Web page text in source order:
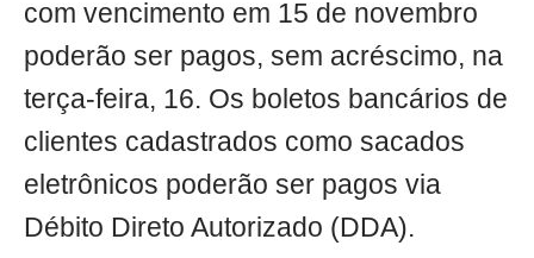
com vencimento em 15 de novembro
poderão ser pagos, sem acréscimo, na
terça-feira, 16. Os boletos bancários de
clientes cadastrados como sacados
eletrônicos poderão ser pagos via
Débito Direto Autorizado (DDA).